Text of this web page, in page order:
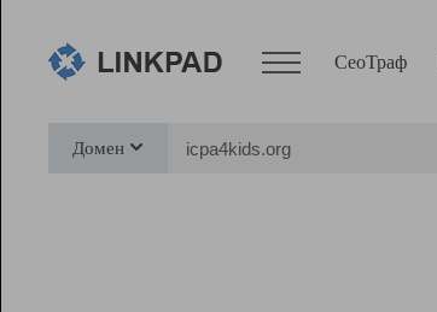
СеоТраф
Домен